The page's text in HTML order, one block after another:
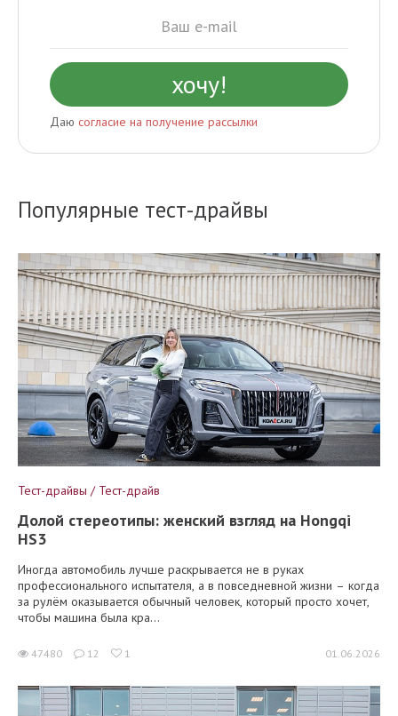
Даю согласие на получение рассылки
Популярные тест-драйвы
Тест-драйвы / Тест-драйв
Долой стереотипы: женский взгляд на Hongqi
HS3
Иногда автомобиль лучше раскрывается не в руках
профессионального испытателя, а в повседневной жизни – когда
за рулём оказывается обычный человек, который просто хочет,
чтобы машина была кра...
47480 12 1 01.06.2026